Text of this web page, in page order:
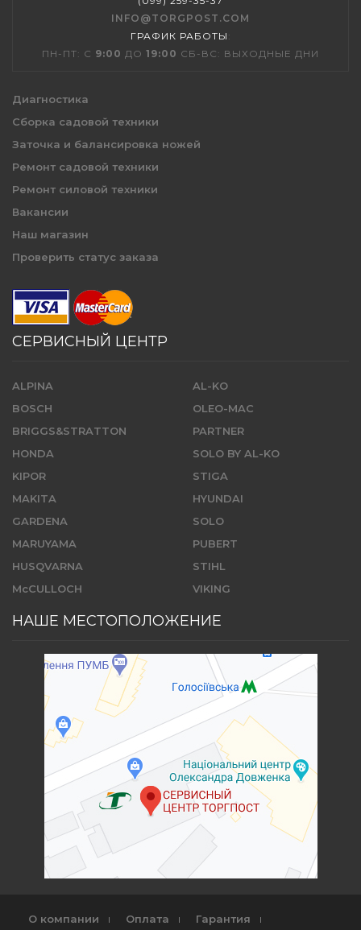
INFO@TORGPOST.COM
ГРАФИК РАБОТЫ :
ПН-ПТ: С 9:00 ДО 19:00 СБ-ВС: ВЫХОДНЫЕ ДНИ
Диагностика
Сборка садовой техники
Заточка и балансировка ножей
Ремонт садовой техники
Ремонт силовой техники
Вакансии
Наш магазин
Проверить статус заказа
СЕРВИСНЫЙ ЦЕНТР
ALPINA
BOSCH
BRIGGS&STRATTON
HONDA
KIPOR
MAKITA
GARDENA
MARUYAMA
HUSQVARNA
McCULLOCH
AL-KO
OLEO-MAC
PARTNER
SOLO BY AL-KO
STIGA
HYUNDAI
SOLO
PUBERT
STIHL
VIKING
НАШЕ МЕСТОПОЛОЖЕНИЕ
О компании Оплата
Гарантия